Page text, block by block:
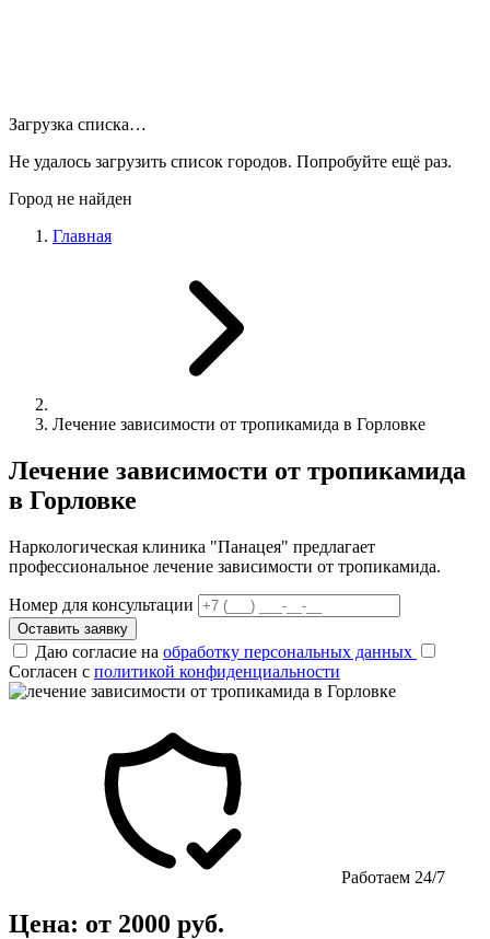
Загрузка списка…
Не удалось загрузить список городов. Попробуйте ещё раз.
Город не найден
Главная
Лечение зависимости от тропикамида в Горловке
Лечение зависимости от тропикамида
в Горловке
Наркологическая клиника "Панацея" предлагает
профессиональное лечение зависимости от тропикамида.
Номер для консультации
Оставить заявку
Даю согласие на обработку персональных данных
Согласен с политикой конфиденциальности
Работаем 24/7
Цена: от 2000 руб.